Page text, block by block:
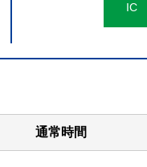
IC
通常時間